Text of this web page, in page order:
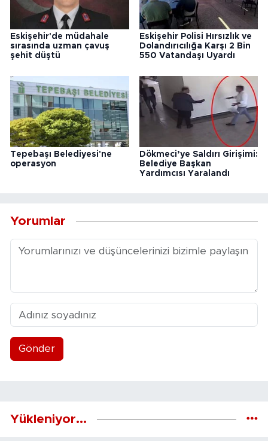
Eskişehir'de müdahale
sırasında uzman çavuş
şehit düştü
Eskişehir Polisi Hırsızlık ve
Dolandırıcılığa Karşı 2 Bin
550 Vatandaşı Uyardı
Tepebaşı Belediyesi'ne
operasyon
Dökmeci’ye Saldırı Girişimi:
Belediye Başkan
Yardımcısı Yaralandı
Yorumlar
Gönder
Yükleniyor...